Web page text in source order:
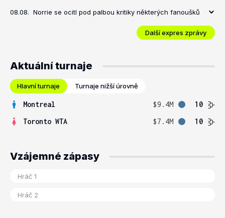
08.08. Norrie se ocitl pod palbou kritiky některých fanoušků
Další expres zprávy
Aktuální turnaje
Hlavní turnaje Turnaje nižší úrovně
Montreal $9.4M
10
Toronto WTA
$7.4M 10
Vzájemné zápasy